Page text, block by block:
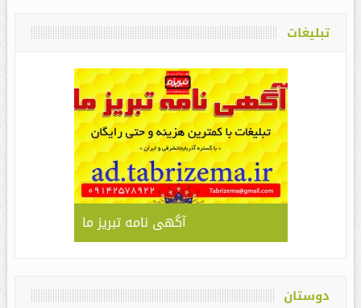
تبلیغات
آگهی نامه تبریز ما
دوستان